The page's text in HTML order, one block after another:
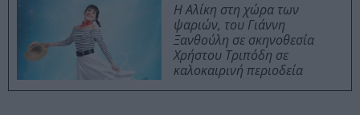
Η Αλίκη στη χώρα των
ψαριών, του Γιάννη
Ξανθούλη σε σκηνοθεσία
Χρήστου Τριπόδη σε
καλοκαιρινή περιοδεία